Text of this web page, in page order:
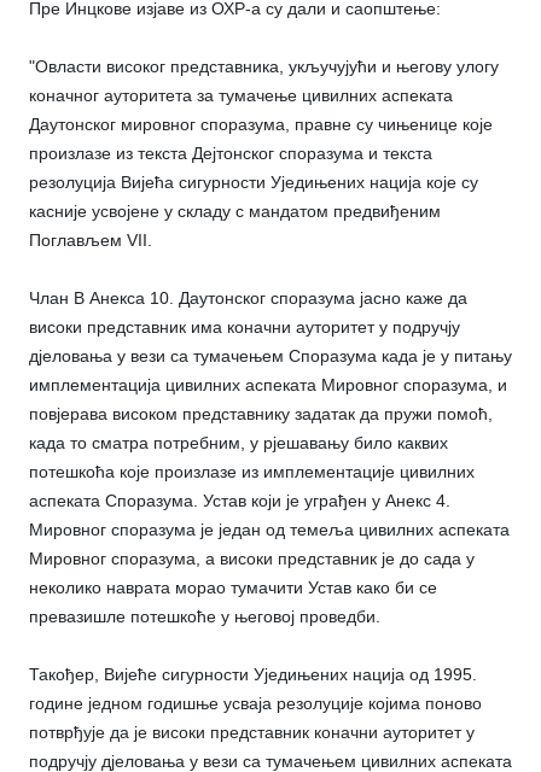
Пре Инцкове изјаве из ОХР-а су дали и саопштење:
"Овласти високог представника, укључујући и његову улогу
коначног ауторитета за тумачење цивилних аспеката
Даyтонског мировног споразума, правне су чињенице које
произлазе из текста Дејтонског споразума и текста
резолуција Вијећа сигурности Уједињених нација које су
касније усвојене у складу с мандатом предвиђеним
Поглављем VII.
Члан В Анекса 10. Даyтонског споразума јасно каже да
високи представник има коначни ауторитет у подручју
дјеловања у вези са тумачењем Споразума када је у питању
имплементација цивилних аспеката Мировног споразума, и
повјерава високом представнику задатак да пружи помоћ,
када то сматра потребним, у рјешавању било каквих
потешкоћа које произлазе из имплементације цивилних
аспеката Споразума. Устав који је уграђен у Анекс 4.
Мировног споразума је један од темеља цивилних аспеката
Мировног споразума, а високи представник је до сада у
неколико наврата морао тумачити Устав како би се
превазишле потешкоће у његовој проведби.
Такођер, Вијеће сигурности Уједињених нација од 1995.
године једном годишње усваја резолуције којима поново
потврђује да је високи представник коначни ауторитет у
подручју дјеловања у вези са тумачењем цивилних аспеката